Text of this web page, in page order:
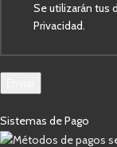
Se utilizarán tus
Privacidad.
Sistemas de Pago